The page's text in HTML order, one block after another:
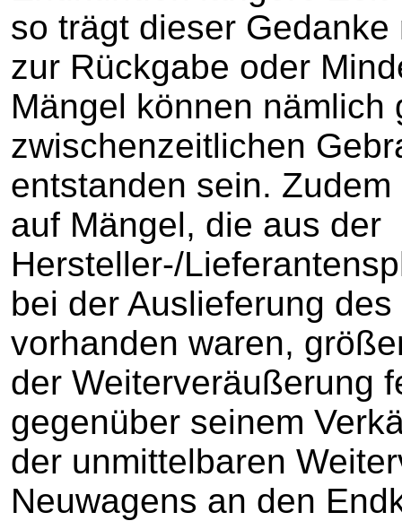
so trägt dieser
zur Rückgabe oder
Mängel können
zwischenzeitlichen
entstanden sein.
auf Mängel, die aus der
Hersteller-/
bei der Auslieferung
vorhanden waren,
der Weiterveräußerung
gegenüber seinem
der unmittelbaren
Neuwagens an den